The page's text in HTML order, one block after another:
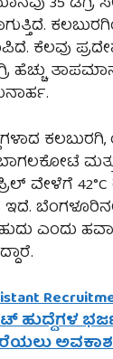
ಕೆಲವು
ಹೆಚ್ಚು
ವೇಳೆಗೆ 42°C
ಎಂದು
ಹುದ್ದೆಗಳ
ಅವಕಾಶ